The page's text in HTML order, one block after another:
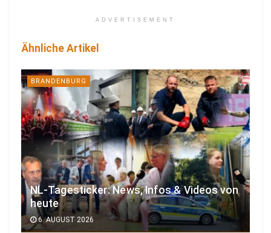
ADVERTISEMENT
Ähnliche Artikel
BRANDENBURG
NL-Tagesticker: News, Infos & Videos von
heute
6. AUGUST 2026